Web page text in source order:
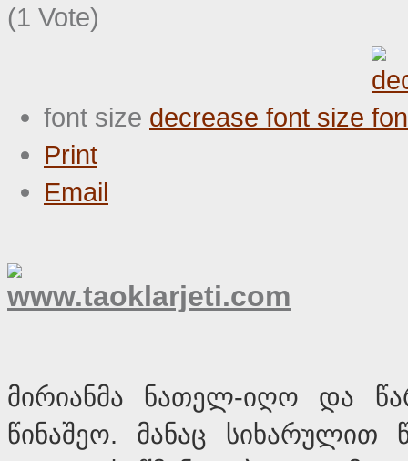
(1 Vote)
font size decrease font size
Print
Email
მირიანმა ნათელ-იღო და
წინაშეო. მანაც